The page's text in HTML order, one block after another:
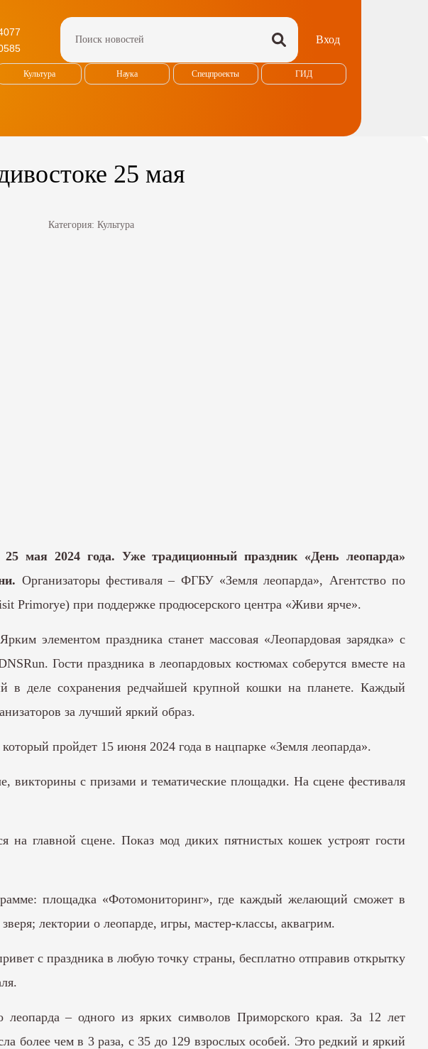
Вход
Культура Наука Спецпроекты ГИД
25 мая
Категория:Культура
мая 2024 года. Уже традиционный праздник «День леопарда»
Организаторы фестиваля – ФГБУ «Земля леопарда», Агентство по
Primorye) при поддержке продюсерского центра «Живи ярче».
элементом праздника станет массовая «Леопардовая зарядка» с
Гости праздника в леопардовых костюмах соберутся вместе на
в деле сохранения редчайшей крупной кошки на планете. Каждый
за лучший яркий образ.
пройдет 15 июня 2024 года в нацпарке «Земля леопарда».
викторины с призами и тематические площадки. На сцене фестиваля
главной сцене. Показ мод диких пятнистых кошек устроят гости
площадка «Фотомониторинг», где каждый желающий сможет в
лектории о леопарде, игры, мастер-классы, аквагрим.
с праздника в любую точку страны, бесплатно отправив открытку
леопарда – одного из ярких символов Приморского края. За 12 лет
более чем в 3 раза, с 35 до 129 взрослых особей. Это редкий и яркий